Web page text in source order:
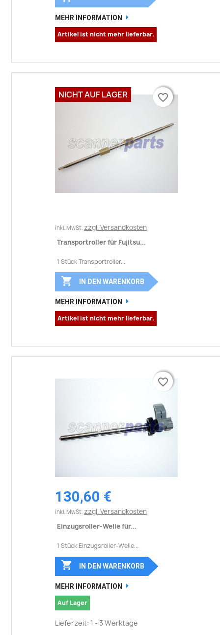
MEHR INFORMATION
Artikel ist nicht mehr lieferbar.
inkl. MwSt. zzgl. Versandkosten
Transportroller für Fujitsu...
1 Stück Transportroller...
favorite_border
 IN DEN WARENKORB
MEHR INFORMATION
Artikel ist nicht mehr lieferbar.
NICHT AUF LAGER favorite_border
130,60 €
inkl. MwSt. zzgl. Versandkosten
Einzugsroller-Welle für...
1 Stück Einzugsroller-Welle...
favorite_border
 IN DEN WARENKORB
MEHR INFORMATION
Auf Lager
Lieferzeit: 1 - 3 Werktage
favorite_border